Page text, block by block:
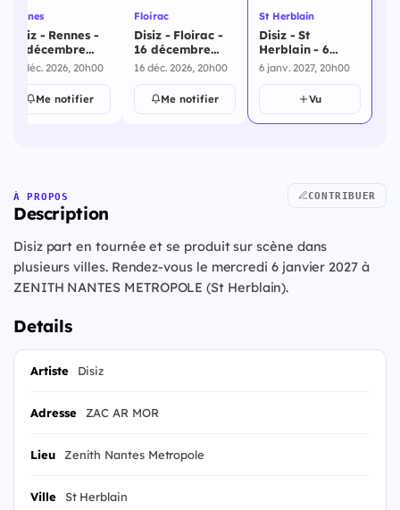
Rennes
Disiz - Rennes -
15 décembre
2026
15 déc. 2026, 20h00
Me notifier
Floirac
Disiz - Floirac -
16 décembre
2026
16 déc. 2026, 20h00
Me notifier
St Herblain
Disiz - St
Herblain - 6
janvier 2027
6 janv. 2027, 20h00
Vu
À PROPOS
Description
CONTRIBUER
Disiz part en tournée et se produit sur scène dans
plusieurs villes. Rendez-vous le mercredi 6 janvier 2027 à
ZENITH NANTES METROPOLE (St Herblain).
Details
Artiste Disiz
Adresse ZAC AR MOR
Lieu Zenith Nantes Metropole
Ville St Herblain